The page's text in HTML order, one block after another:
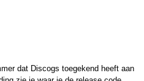
dat Discogs toegekend heeft aan